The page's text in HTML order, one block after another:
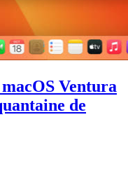
Ventura
de